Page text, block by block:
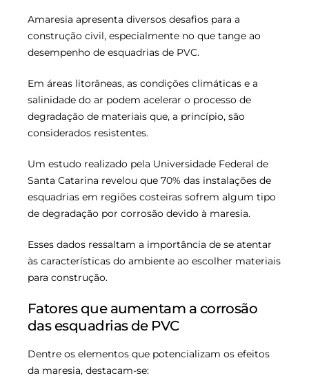
Amaresia apresenta diversos desafios para a
construção civil, especialmente no que tange ao
desempenho de esquadrias de PVC.
Em áreas litorâneas, as condições climáticas e a
salinidade do ar podem acelerar o processo de
degradação de materiais que, a princípio, são
considerados resistentes.
Um estudo realizado pela Universidade Federal de
Santa Catarina revelou que 70% das instalações de
esquadrias em regiões costeiras sofrem algum tipo
de degradação por corrosão devido à maresia.
Esses dados ressaltam a importância de se atentar
às características do ambiente ao escolher materiais
para construção.
Fatores que aumentam a corrosão
das esquadrias de PVC
Dentre os elementos que potencializam os efeitos
da maresia, destacam-se: